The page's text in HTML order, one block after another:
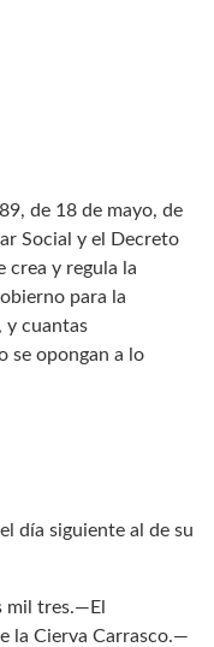
de 18 de mayo, de
Social y el Decreto
crea y regula la
para la
y cuantas
se opongan a lo
día siguiente al de su
mil tres.—El
la Cierva Carrasco.—